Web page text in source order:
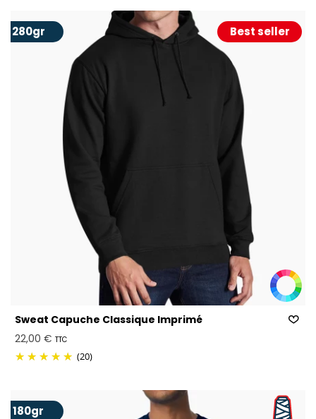
280gr Best seller
Sweat Capuche Classique Imprimé
22,00 € TTC
(20)
180gr